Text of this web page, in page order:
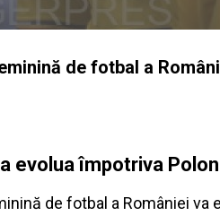
de fotbal a
evolua împotriva
de fotbal a României va